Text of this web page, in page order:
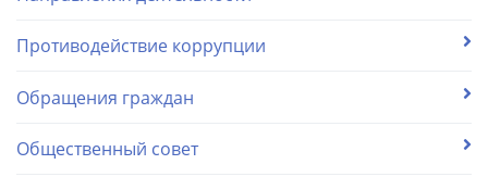
Противодействие коррупции
Обращения граждан
Общественный совет